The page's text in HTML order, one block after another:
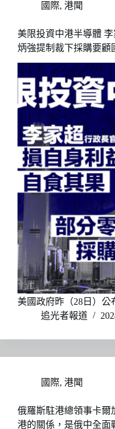
國際, 港聞
美限投資中港半導體
炳強提制裁下採購要顧
美國政府昨（28日）
追光者報道
國際, 港聞
俄羅斯駐港總領事卡爾
港的關係，是俄中全面